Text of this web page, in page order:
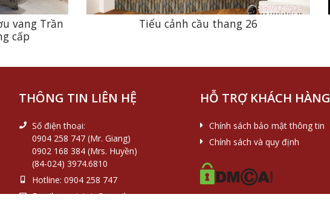
vang Trần
cấp
Tiểu cảnh cầu thang 26
THÔNG TIN LIÊN HỆ
Số điện thoại:
0904 258 747 (Mr. Giang)
0902 168 384 (Mrs. Huyền)
(84-024) 3974.6810
Hotline: 0904 258 747
Email:saovietaic@gmail.com
HỖ TRỢ KHÁCH HÀNG
Chính sách bảo mật thông tin
Chính sách và quy định